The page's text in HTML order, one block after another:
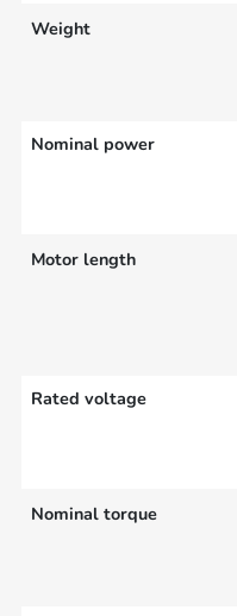
Weight
Nominal power
Motor length
Rated voltage
Nominal torque